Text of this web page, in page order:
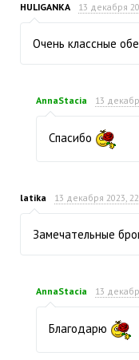
HULIGANKA 13 декабря
Очень классные
AnnaStacia 13
Спасибо
latika 13 декабря 2023,
Замечательные
AnnaStacia 13
Благодарю